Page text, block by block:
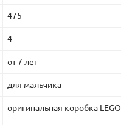
475
4
от 7 лет
для мальчика
оригинальная коробка LEGO